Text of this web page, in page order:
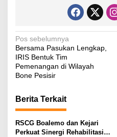
N
a
v
g
a
s
Pos sebelumnya
Bersama Pasukan Lengkap,
IRIS Bentuk Tim
Pemenangan di Wilayah
Bone Pesisir
Berita Terkait
RSCG Boalemo dan Kejari
Perkuat Sinergi Rehabilitasi